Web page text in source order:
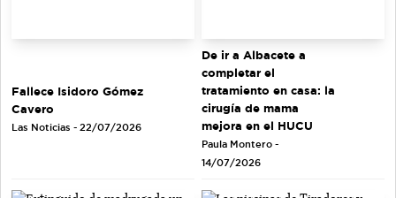
Fallece Isidoro Gómez
Cavero
Las Noticias - 22/07/2026
De ir a Albacete a
completar el
tratamiento en casa: la
cirugía de mama
mejora en el HUCU
Paula Montero -
14/07/2026